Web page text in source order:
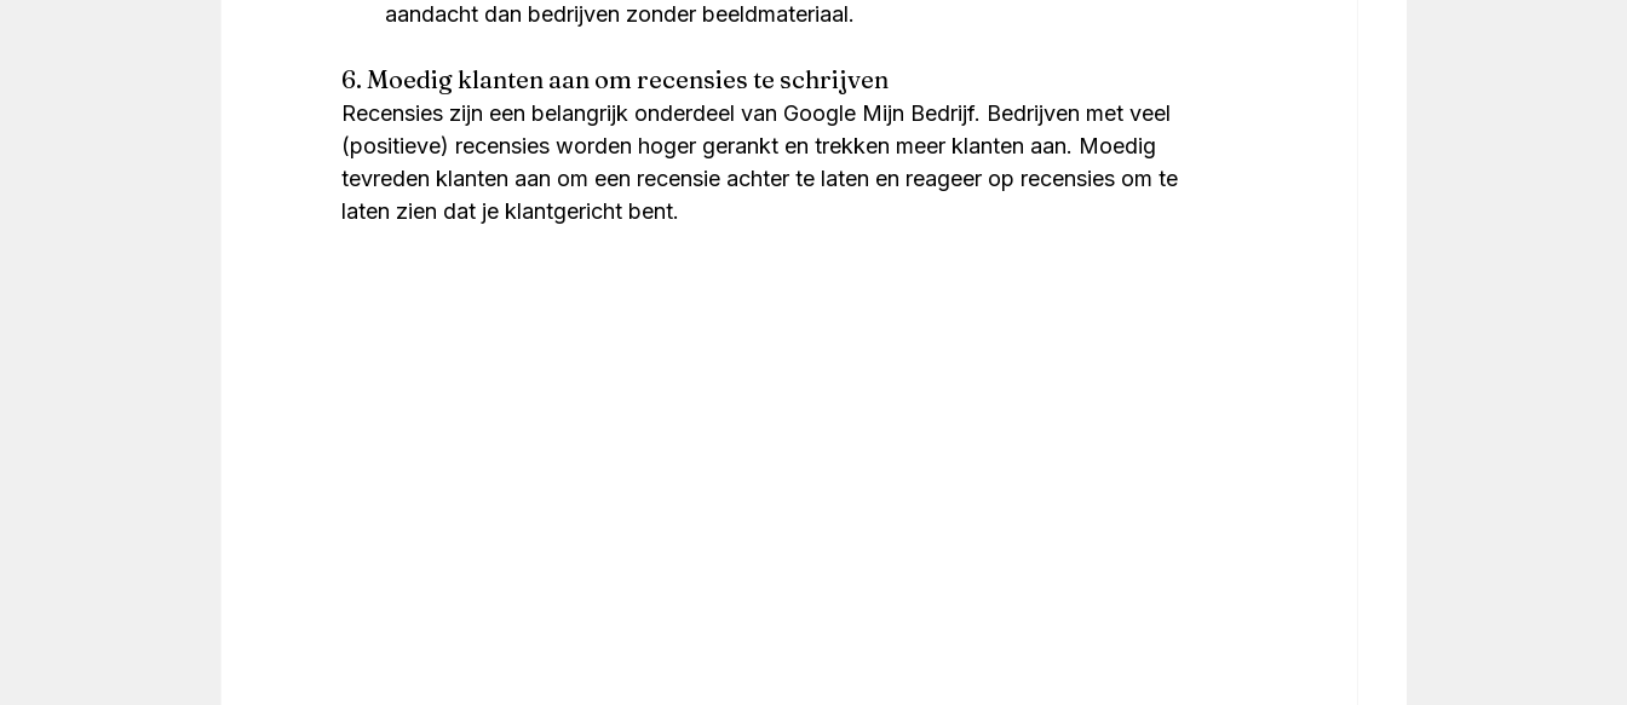
aandacht dan bedrijven zonder beeldmateriaal.
6. Moedig klanten aan om recensies te schrijven
Recensies zijn een belangrijk onderdeel van Google Mijn Bedrijf. Bedrijven met veel
(positieve) recensies worden hoger gerankt en trekken meer klanten aan. Moedig
tevreden klanten aan om een recensie achter te laten en reageer op recensies om te
laten zien dat je klantgericht bent.